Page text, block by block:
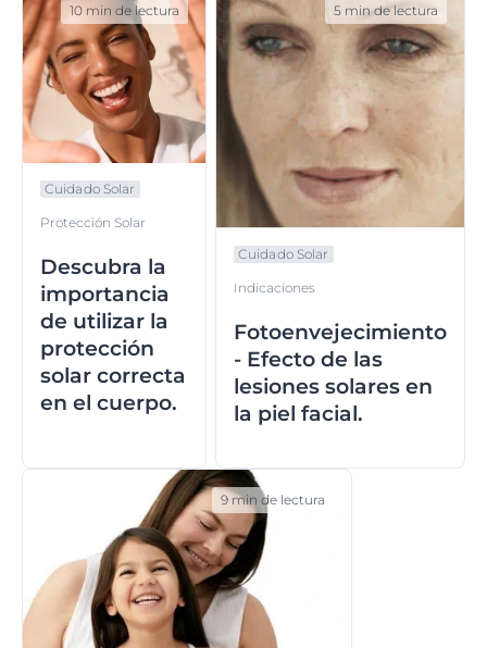
Cuidado Solar
Protección Solar
Descubra la
importancia
de utilizar la
protección
solar correcta
en el cuerpo.
10 min de lectura
Cuidado Solar
Indicaciones
Fotoenvejecimiento
- Efecto de las
lesiones solares en
la piel facial.
5 min de lectura
9 min de lectura